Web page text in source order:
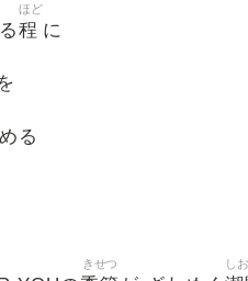
程
ほど
に
る
きせつ し